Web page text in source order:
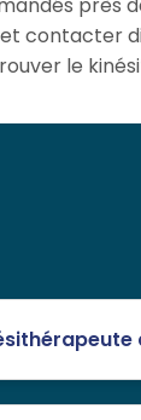
près
et contacter
le